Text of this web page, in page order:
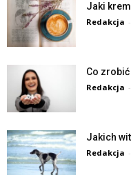
Jaki
Redakcja -
Co zrobić
Redakcja -
Jakich
Redakcja -